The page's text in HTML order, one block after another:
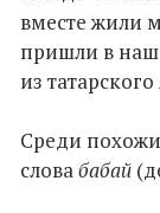
вместе жили
пришли в наш
из
Среди
словабабай